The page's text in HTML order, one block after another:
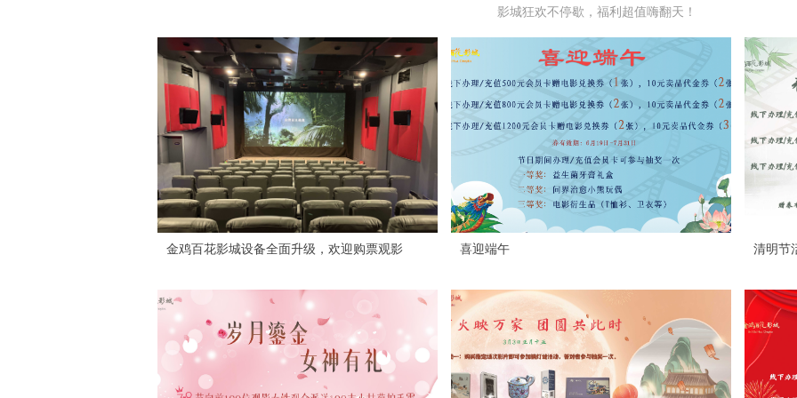
影城狂欢不停歇，福利超值嗨翻天！
金鸡百花影城设备全面升级，欢迎购票观影 喜迎端午 清明节